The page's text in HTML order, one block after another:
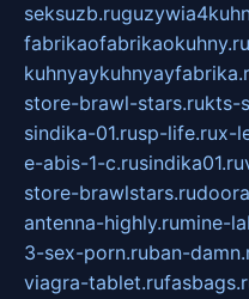
seksuzb.ru
fabrikaofabrikaokuhny.ru
store-brawl-stars.rukts-
sindika-01.rusp-life.rux-
e-abis-1-c.rusindika01.ru
store-brawlstars.ru
antenna-highly.rumine-
3-sex-porn.ruban-
viagra-tablet.ru